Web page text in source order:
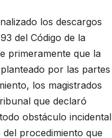
los descargos
del Código de la
primeramente que la
por las partes
los magistrados
que declaró
obstáculo incidental
procedimiento que